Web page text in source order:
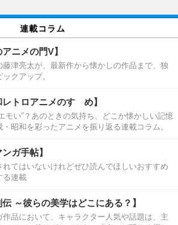
連載コラム
ニメの門V】
藤津亮太が、最新作から懐かしの作品まで、独
クアップ。
レトロアニメのすゝめ】
モい”？あのときの気持ち、どこか懐かしい記憶
昭和を彩ったアニメを振り返る連載コラム。
ガ手帖】
れてはいないけれどぜひ読んでほしいおすすめ
る連載
伝 ～彼らの美学はどこにある？】
作品において、キャラクター人気や話題は、主